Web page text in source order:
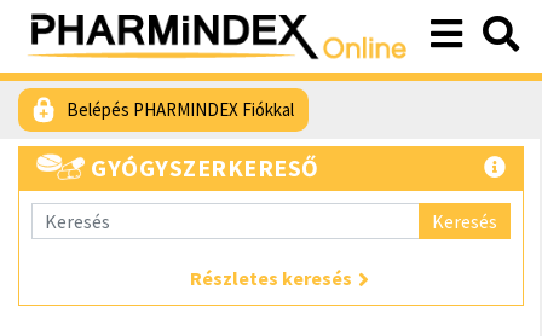
Belépés PHARMINDEX Fiókkal
GYÓGYSZERKERESŐ
Keresés
Részletes keresés